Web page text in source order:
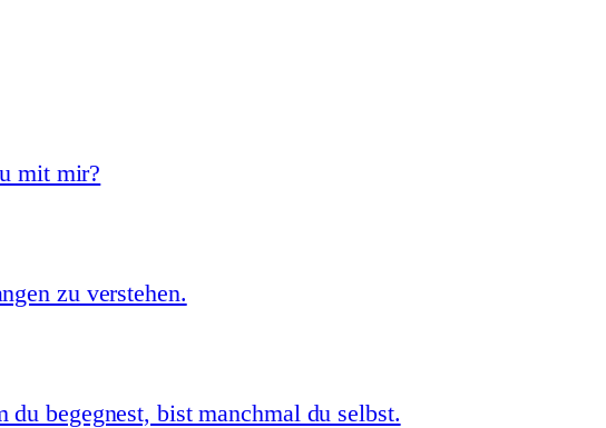
mit mir?
zu verstehen.
du begegnest, bist manchmal du selbst.